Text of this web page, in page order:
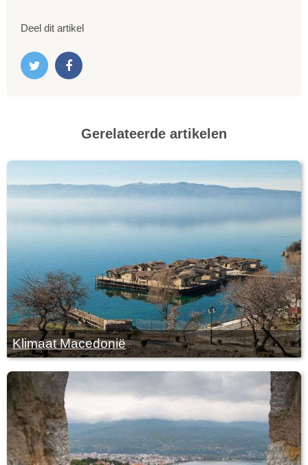
Deel dit artikel
Gerelateerde artikelen
Klimaat Macedonië